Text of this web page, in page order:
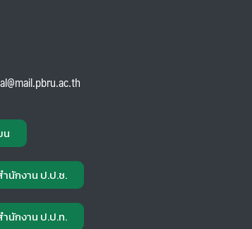
น
นักงาน ป.ป.ช.
นักงาน ป.ป.ท.